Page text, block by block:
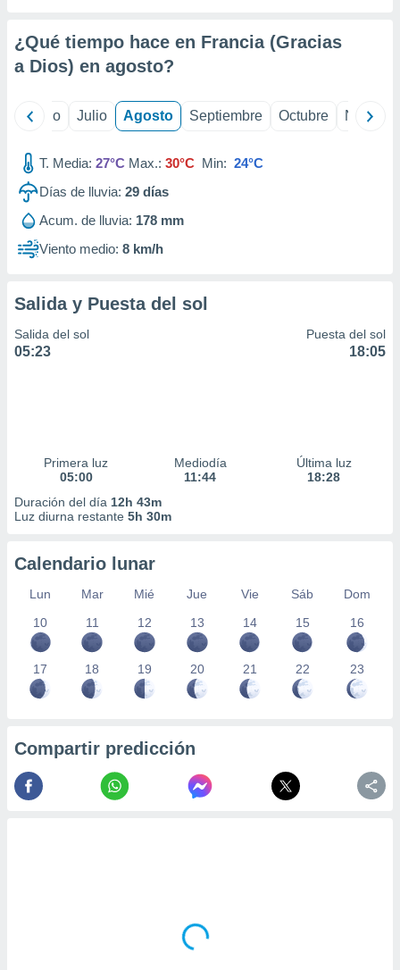
e
publicidad
publicidad
de
1199
¿Qué tiempo hace en Francia (Gracias
a Dios) en agosto?
Junio Julio Agosto Septiembre Octubre
T. Media: 27°C Max.: 30°C Min: 24°C
Días de lluvia: 29 días
Acum. de lluvia: 178 mm
Viento medio: 8 km/h
Salida y Puesta del sol
Salida del sol
05:23
Puesta del sol
18:05
Primera luz
05:00
Mediodía
11:44
Última luz
18:28
Duración del día 12h 43m
Luz diurna restante 5h 30m
Calendario lunar
Lun Mar Mié Jue Vie Sáb
Dom
10
11 12 13 14 15 16
17 18 19 20 21 22 23
Compartir predicción